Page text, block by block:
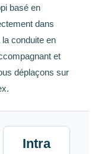
basé en
dans
conduite en
et
déplaçons sur
Intra